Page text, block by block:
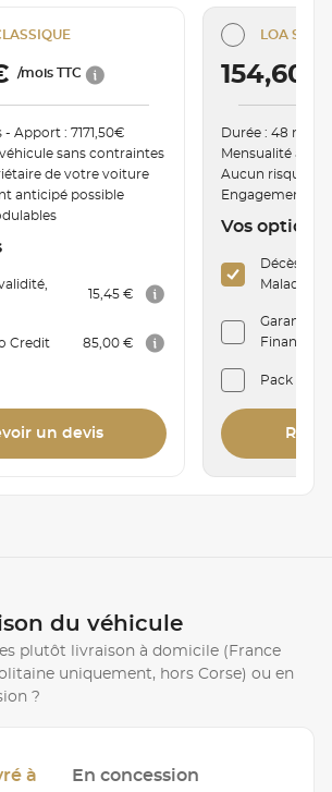
/mois TTC
Apport : 7171,50€
sans contraintes
de votre voiture
anticipé possible
15,45 €
Credit 85,00 €
un devis
LOA
154,60
Durée : 48 mois
Mensualité
Aucun risque de
Engagement de
Vos options
Décès,
Maladie
Garantie
Financière
Pack Auto
du véhicule
plutôt livraison à domicile (France
uniquement, hors Corse) ou en
?
à En concession